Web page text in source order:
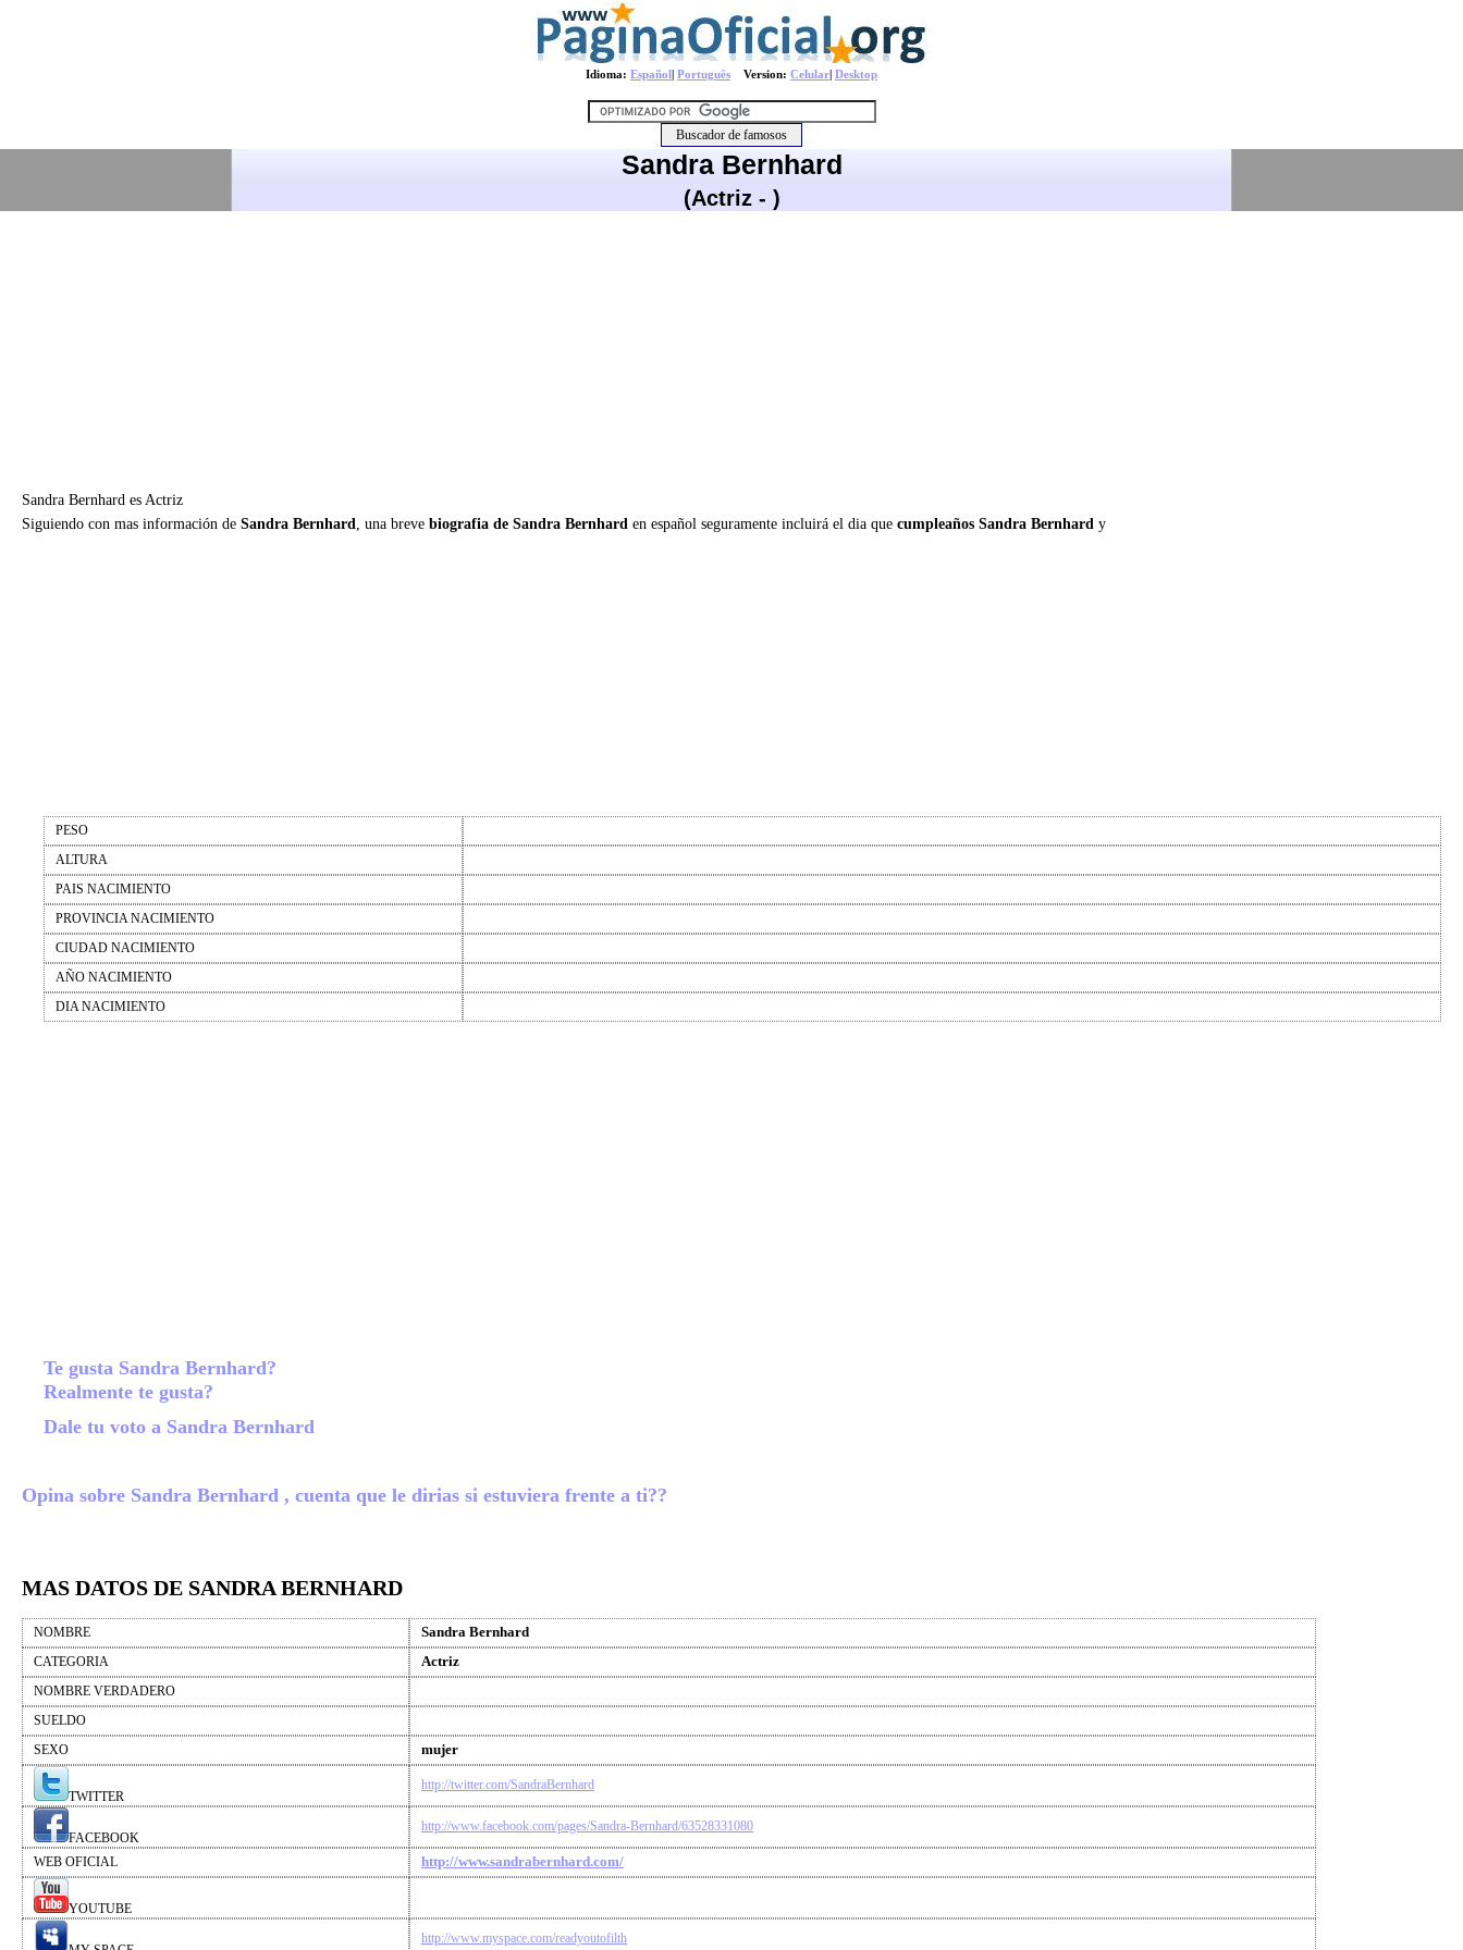
Idioma: Español| Português Version: Celular| Desktop
Sandra Bernhard
(Actriz - )
Sandra Bernhard es Actriz
Siguiendo con mas información de Sandra Bernhard, una breve biografia de Sandra Bernhard en español seguramente incluirá el dia que cumpleaños Sandra Bernhard y
PESO
ALTURA
PAIS NACIMIENTO
PROVINCIA NACIMIENTO
CIUDAD NACIMIENTO
AÑO NACIMIENTO
DIA NACIMIENTO
Te gusta Sandra Bernhard?
Realmente te gusta?
Dale tu voto a Sandra Bernhard
Opina sobre Sandra Bernhard , cuenta que le dirias si estuviera frente a ti??
MAS DATOS DE SANDRA BERNHARD
NOMBRE Sandra Bernhard
CATEGORIA Actriz
NOMBRE VERDADERO
SUELDO
SEXO
mujer
TWITTER
http://twitter.com/SandraBernhard
FACEBOOK
http://www.facebook.com/pages/Sandra-Bernhard/63528331080
WEB OFICIAL http://www.sandrabernhard.com/
YOUTUBE
http://www.myspace.com/readyoutofilth